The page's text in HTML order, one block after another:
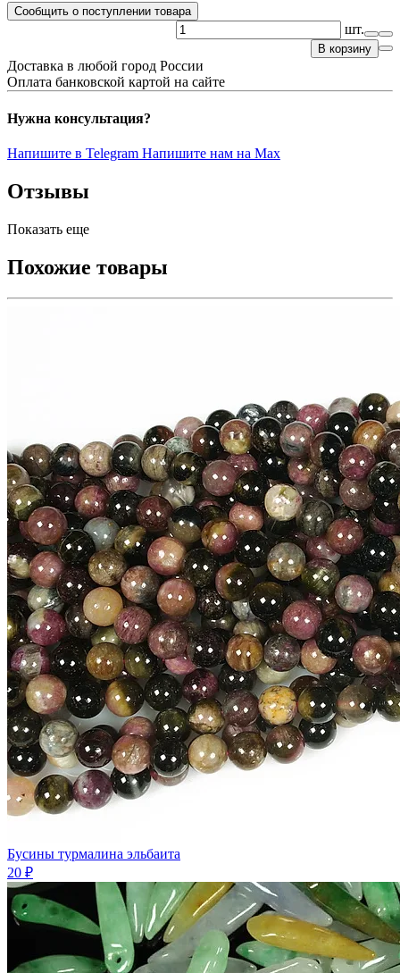
Сообщить о поступлении товара
шт.
В корзину
Доставка в любой город России
Оплата банковской картой на сайте
Нужна консультация?
Напишите в Telegram Напишите нам на Max
Отзывы
Показать еще
Похожие товары
Бусины турмалина эльбаита
20 ₽